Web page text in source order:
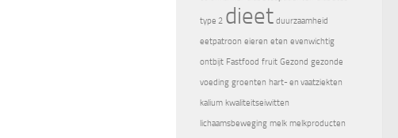
type 2 dieet duurzaamheid
eetpatroon eieren eten evenwichtig
ontbijt Fastfood fruit Gezond gezonde
voeding groenten hart- en vaatziekten
kalium kwaliteitseiwitten
lichaamsbeweging melk melkproducten